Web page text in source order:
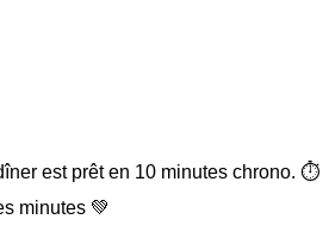
est prêt en 10 minutes chrono. ⏱️
minutes 💚